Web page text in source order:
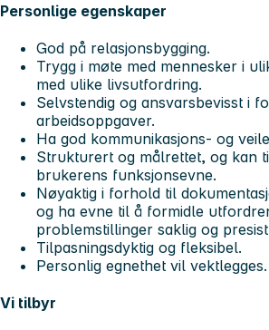
Personlige egenskaper
God på relasjonsbygging.
Trygg i møte med mennesker i
med ulike livsutfordring.
Selvstendig og ansvarsbevisst i
arbeidsoppgaver.
Ha god kommunikasjons- og
Strukturert og målrettet, og kan
brukerens funksjonsevne.
Nøyaktig i forhold til
og ha evne til å formidle
problemstillinger saklig og
Tilpasningsdyktig og fleksibel.
Personlig egnethet vil vektlegges.
Vi tilbyr